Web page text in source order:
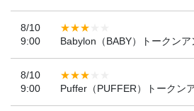
8/10
9:00
Babylon（BABY）トークンア
8/10
9:00
Puffer（PUFFER）トークン